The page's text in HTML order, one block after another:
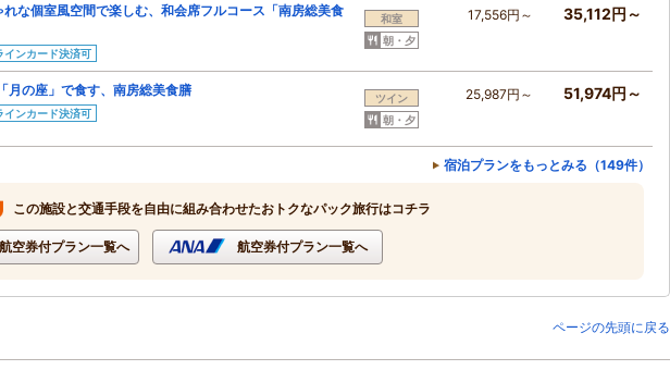
れな個室風空間で楽しむ、和会席フルコース「南房総美食
インカード決済可
和室
朝・夕
17,556円～ 35,112円～
月の座」で食す、南房総美食膳
インカード決済可
ツイン
朝・夕
25,987円～ 51,974円～
宿泊プランをもっとみる（149件）
この施設と交通手段を自由に組み合わせたおトクなパック旅行はコチラ
航空券付プラン一覧へ 航空券付プラン一覧へ
ページの先頭に戻る